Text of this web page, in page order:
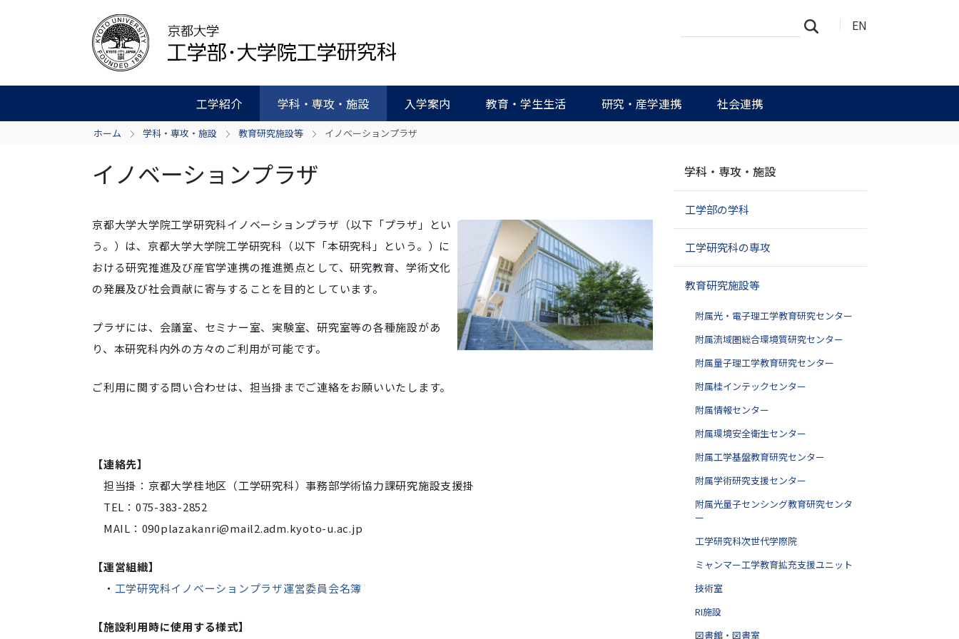
EN
工学紹介 学科・専攻・施設 入学案内 教育・学生生活 研究・産学連携 社会連携
イ
細
ホーム 学科・専攻・施設 教育研究施設等 イノベーションプラザ
イノベーションプラザ
京都大学大学院工学研究科イノベーションプラザ（以下「プラザ」とい
う。）は、京都大学大学院工学研究科（以下「本研究科」という。）に
おける研究推進及び産官学連携の推進拠点として、研究教育、学術文化
の発展及び社会貢献に寄与することを目的としています。
プラザには、会議室、セミナー室、実験室、研究室等の各種施設があ
り、本研究科内外の方々のご利用が可能です。
ご利用に関する問い合わせは、担当掛までご連絡をお願いいたします。
【連絡先】
担当掛：京都大学桂地区（工学研究科）事務部学術協力課研究施設支援掛
TEL：075-383-2852
MAIL： 090plazakanri@mail2.adm.kyoto-u.ac.jp
【運営組織】
・ 工学研究科イノベーションプラザ運営委員会名簿
【施設利用時に使用する様式】
ビ
ゲ
シ
ン
学科・専攻・施設
工学部の学科
工学研究科の専攻
教育研究施設等
附属光・電子理工学教育研究センター
附属流域圏総合環境質研究センター
附属量子理工学教育研究センター
附属桂インテックセンター
附属情報センター
附属環境安全衛生センター
附属工学基盤教育研究センター
附属学術研究支援センター
附属光量子センシング教育研究センタ
ー
工学研究科次世代学際院
ミャンマー工学教育拡充支援ユニット
技術室
RI施設
図書館・図書室